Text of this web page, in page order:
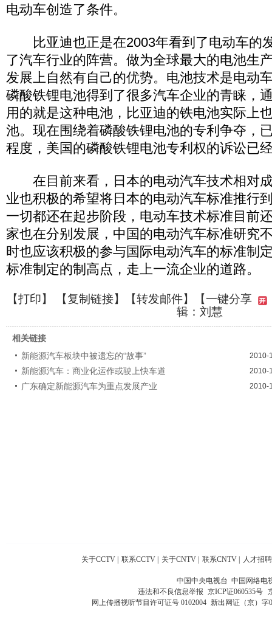
电动车创造了条件。
比亚迪也正是在2003年看到了电动车的
了汽车行业的阵营。做为全球最大的电池生
发展上自然有自己的优势。电池技术是电动
磷酸铁锂电池得到了很多汽车企业的青睐，
用的就是这种电池，比亚迪的铁电池实际上
池。现在围绕着磷酸铁锂电池的专利争夺，
程度，美国的磷酸铁锂电池专利权的诉讼已
在目前来看，日本的电动汽车技术相对
业也积极的希望将日本的电动汽车标准推行
一切都还在起步阶段，电动车技术标准目前
家也在分别发展，中国的电动汽车标准研究
时也应该积极的参与国际电动汽车的标准制
标准制定的制高点，走上一流企业的道路。
【打印】 【复制链接】【转发邮件】
【一键分享
辑：刘慧
相关链接
新能源汽车板块中被遗忘的“故事”
2010-
新能源汽车：商业化运作或驶上快车道 2010-
广东确定新能源汽车为重点发展产业 2010-
关于CCTV | 联系CCTV | 关于CNTV | 联系CNTV | 人才招聘
中国中央电视台 中国网络电
违法和不良信息举报 京ICP证060535号
网上传播视听节目许可证号 0102004 新出网证（京）